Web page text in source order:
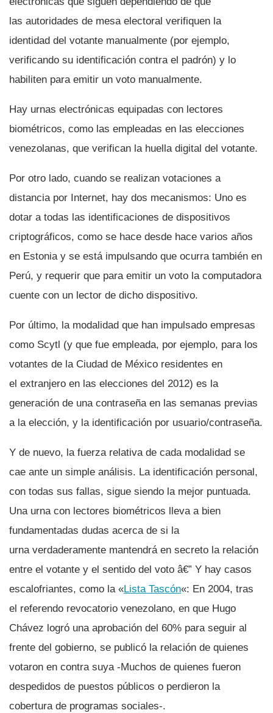
las autoridades de mesa electoral verifiquen la
identidad del votante manualmente (por ejemplo,
verificando su identificación contra el padrón) y lo
habiliten para emitir un voto manualmente.
Hay urnas electrónicas equipadas con lectores
biométricos, como las empleadas en las elecciones
venezolanas, que verifican la huella digital del votante.
Por otro lado, cuando se realizan votaciones a
distancia por Internet, hay dos mecanismos: Uno es
dotar a todas las identificaciones de dispositivos
criptográficos, como se hace desde hace varios años
en Estonia y se está impulsando que ocurra también en
Perú, y requerir que para emitir un voto la computadora
cuente con un lector de dicho dispositivo.
Por último, la modalidad que han impulsado empresas
como Scytl (y que fue empleada, por ejemplo, para los
votantes de la Ciudad de México residentes en
el extranjero en las elecciones del 2012) es la
generación de una contraseña en las semanas previas
a la elección, y la identificación por usuario/contraseña.
Y de nuevo, la fuerza relativa de cada modalidad se
cae ante un simple análisis. La identificación personal,
con todas sus fallas, sigue siendo la mejor puntuada.
Una urna con lectores biométricos lleva a bien
fundamentadas dudas acerca de si la
urna verdaderamente mantendrá en secreto la relación
entre el votante y el sentido del voto â€” Y hay casos
escalofriantes, como la «Lista Tascón«: En 2004, tras
el referendo revocatorio venezolano, en que Hugo
Chávez logró una aprobación del 60% para seguir al
frente del gobierno, se publicó la relación de quienes
votaron en contra suya -Muchos de quienes fueron
despedidos de puestos públicos o perdieron la
cobertura de programas sociales-.